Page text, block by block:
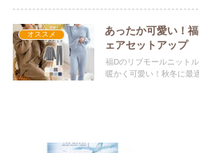
オススメ
あったか可愛い！
ェアセットアップ
福Dのリブモールニット
暖かく可愛い！秋冬に最